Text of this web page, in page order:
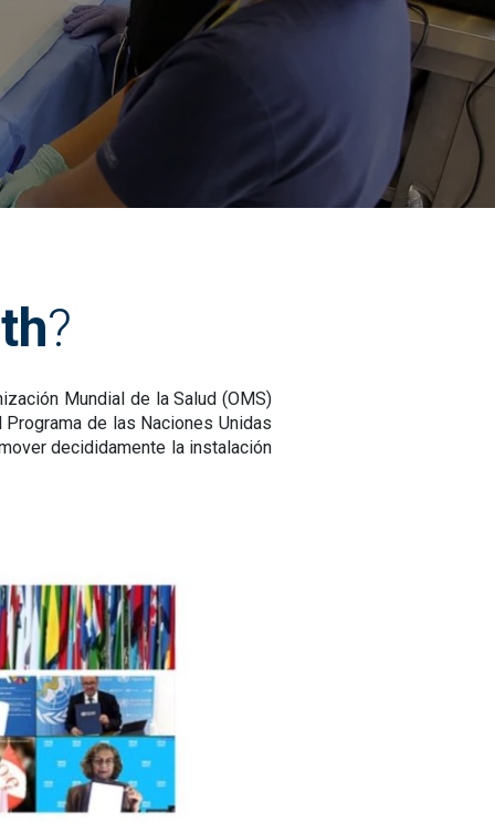
?
Mundial de la Salud (OMS)
de las Naciones Unidas
decididamente la instalación